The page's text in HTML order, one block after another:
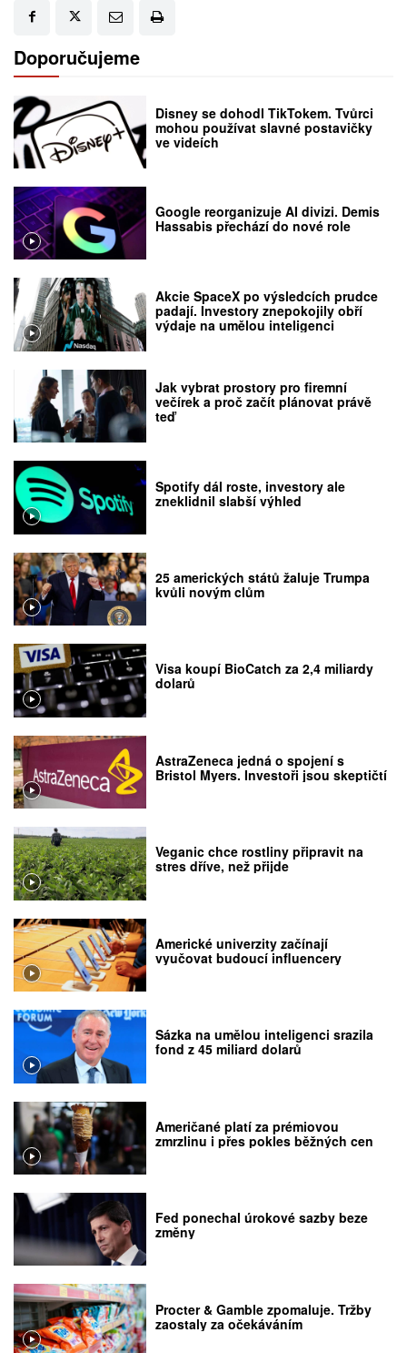
Doporučujeme
Disney se dohodl TikTokem. Tvůrci
mohou používat slavné postavičky
ve videích
Google reorganizuje AI divizi. Demis
Hassabis přechází do nové role
Akcie SpaceX po výsledcích prudce
padají. Investory znepokojily obří
výdaje na umělou inteligenci
Jak vybrat prostory pro firemní
večírek a proč začít plánovat právě
teď
Spotify dál roste, investory ale
zneklidnil slabší výhled
25 amerických států žaluje Trumpa
kvůli novým clům
Visa koupí BioCatch za 2,4 miliardy
dolarů
AstraZeneca jedná o spojení s
Bristol Myers. Investoři jsou skeptičtí
Veganic chce rostliny připravit na
stres dříve, než přijde
Americké univerzity začínají
vyučovat budoucí influencery
Sázka na umělou inteligenci srazila
fond z 45 miliard dolarů
Američané platí za prémiovou
zmrzlinu i přes pokles běžných cen
Fed ponechal úrokové sazby beze
změny
Procter & Gamble zpomaluje. Tržby
zaostaly za očekáváním